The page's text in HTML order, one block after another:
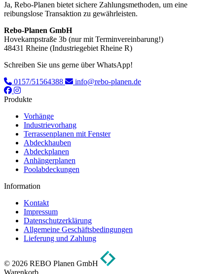
Ja, Rebo-Planen bietet sichere Zahlungsmethoden, um eine
reibungslose Transaktion zu gewährleisten.
Rebo-Planen GmbH
Hovekampstraße 3b (nur mit Terminvereinbarung!)
48431 Rheine (Industriegebiet Rheine R)
Schreiben Sie uns gerne über WhatsApp!
0157/51564388
info@rebo-planen.de
Produkte
Vorhänge
Industrievorhang
Terrassenplanen mit Fenster
Abdeckhauben
Abdeckplanen
Anhängerplanen
Poolabdeckungen
Information
Kontakt
Impressum
Datenschutzerklärung
Allgemeine Geschäftsbedingungen
Lieferung und Zahlung
© 2026 REBO Planen GmbH
Warenkorb